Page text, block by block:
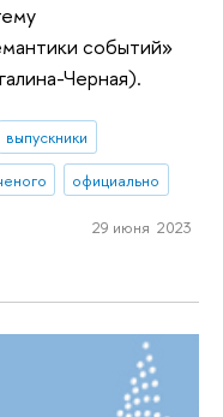
событий»
Черная).
выпускники
официально
29 июня 2023